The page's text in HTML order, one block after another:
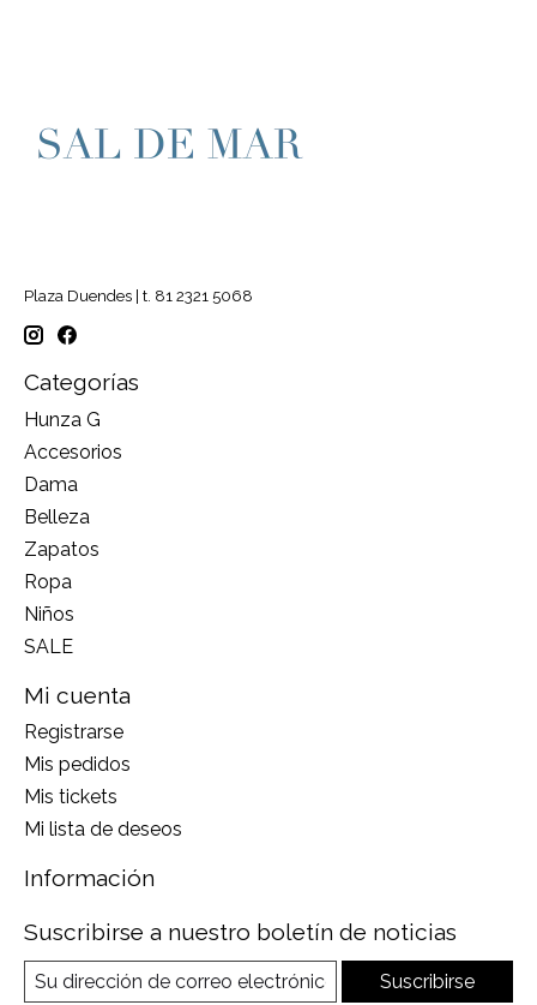
Plaza Duendes | t. 81 2321 5068
Categorías
Hunza G
Accesorios
Dama
Belleza
Zapatos
Ropa
Niños
SALE
Mi cuenta
Registrarse
Mis pedidos
Mis tickets
Mi lista de deseos
Información
Suscribirse a nuestro boletín de noticias
Suscribirse